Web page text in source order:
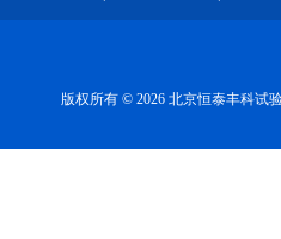
版权所有 © 2026 北京恒泰丰科试